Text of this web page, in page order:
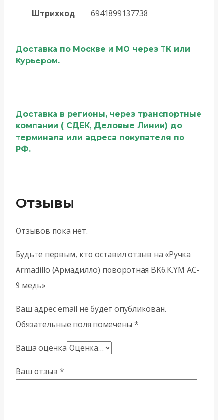
Штрихкод 6941899137738
Доставка по Москве и МО через ТК или
Курьером.
Доставка в регионы, через транспортные
компании ( СДЕК, Деловые Линии) до
терминала или адреса покупателя по
РФ.
Отзывы
Отзывов пока нет.
Будьте первым, кто оставил отзыв на «Ручка
Armadillo (Армадилло) поворотная BK6.K.YM AC-
9 медь»
Ваш адрес email не будет опубликован.
Обязательные поля помечены *
Ваша оценка
Ваш отзыв *